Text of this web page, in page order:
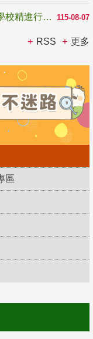
115-08-07
強化學習歷程檔案推動效能 國教署攜手學校精進行政與教學支持
RSS 更多
區